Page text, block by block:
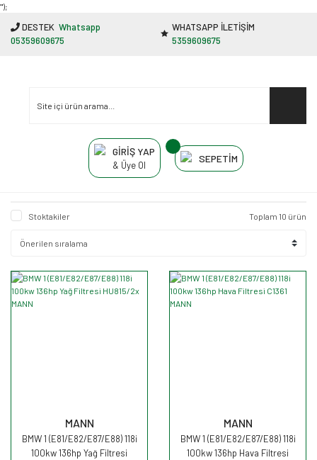
"');
DESTEK Whatsapp
05359609675
WHATSAPP İLETİŞİM
5359609675
GİRİŞ YAP
& Üye Ol
SEPETİM
Stoktakiler Toplam 10 ürün
MANN
BMW 1 (E81/E82/E87/E88) 118i
100kw 136hp Yağ Filtresi
MANN
BMW 1 (E81/E82/E87/E88) 118i
100kw 136hp Hava Filtresi